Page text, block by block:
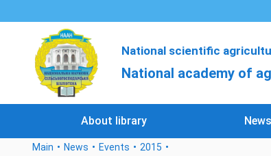
National scientific
National academy of
About library News
Main News Events
2015